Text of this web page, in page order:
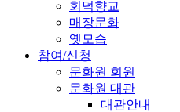
회덕향교
매장문화
옛모습
참여/신청
문화원 회원
문화원 대관
대관안내